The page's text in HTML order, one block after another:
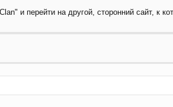
и перейти на другой, сторонний сайт, к